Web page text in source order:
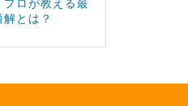
プロが教える最
解とは？